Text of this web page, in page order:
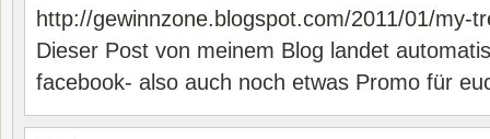
http://gewinnzone.blogspot.com/2011/01/my-
Dieser Post von meinem Blog landet
facebook- also auch noch etwas Promo für